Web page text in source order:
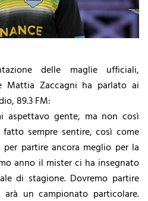
delle maglie ufficiali,
Mattia Zaccagni ha parlato ai
89.3 FM:
aspettavo gente, ma non così
sempre sentire, così come
per partire ancora meglio per la
anno il mister ci ha insegnato
di stagione. Dovremo partire
un campionato particolare.